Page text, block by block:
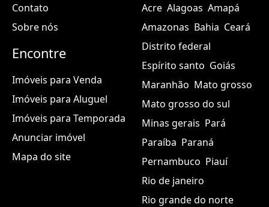
Contato
Sobre nós
Encontre
Imóveis para Venda
Imóveis para Aluguel
Imóveis para Temporada
Anunciar imóvel
Mapa do site
Acre Alagoas Amapá
Amazonas Bahia Ceará
Distrito federal
Espírito santo Goiás
Maranhão Mato grosso
Mato grosso do sul
Minas gerais Pará
Paraíba Paraná
Pernambuco Piauí
Rio de janeiro
Rio grande do norte